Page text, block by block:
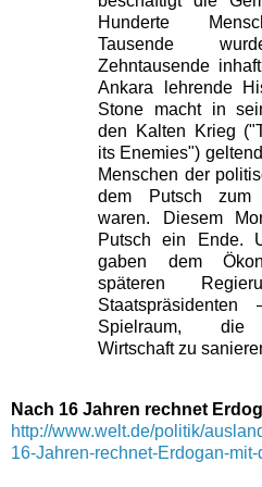
Hunderte
Tausende
Zehntausende
Ankara lehrende
Stone macht in
den Kalten Krieg
its Enemies")
Menschen der
dem Putsch zum
waren. Diesem
Putsch ein Ende.
gaben dem
späteren
Spielraum, die
Wirtschaft zu
Nach 16 Jahren rechnet
http://www.welt.de/politik/
16-Jahren-rechnet-Erdogan-